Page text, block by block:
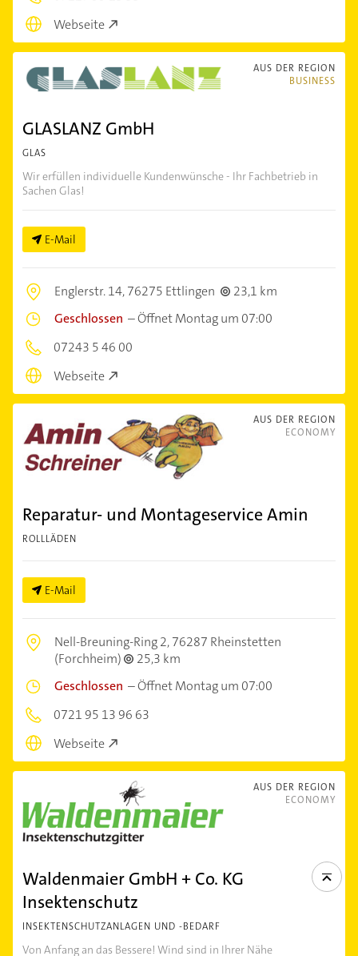
Webseite
AUS DER REGION
BUSINESS
GLASLANZ GmbH
GLAS
Wir erfüllen individuelle Kundenwünsche - Ihr Fachbetrieb in
Sachen Glas!
E-Mail
Englerstr. 14,76275 Ettlingen
23,1 km
Geschlossen –Öffnet Montag um 07:00
07243 5 46 00
Webseite
AUS DER REGION
ECONOMY
Reparatur- und Montageservice Amin
ROLLLÄDEN
E-Mail
Nell-Breuning-Ring 2,76287 Rheinstetten
(Forchheim)
25,3 km
Geschlossen –Öffnet Montag um 07:00
0721 95 13 96 63
Webseite
AUS DER REGION
ECONOMY
Waldenmaier GmbH + Co. KG
Insektenschutz
INSEKTENSCHUTZANLAGEN UND -BEDARF
Von Anfang an das Bessere! Wind sind in Ihrer Nähe